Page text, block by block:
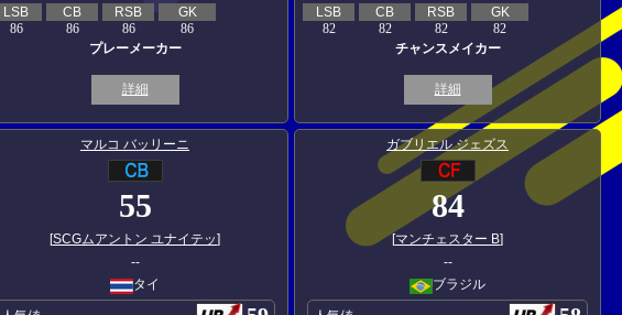
LSB
86
CB
86
RSB
86
GK
86
プレーメーカー
詳細
LSB
82
CB
82
RSB
82
GK
82
チャンスメイカー
詳細
マルコ バッリーニ
55
[SCGムアントン ユナイテッ]
--
タイ
ガブリエル ジェズス
84
[マンチェスター B]
--
ブラジル